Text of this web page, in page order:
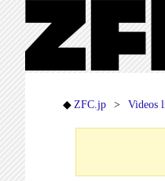
ZFC.jp Videos